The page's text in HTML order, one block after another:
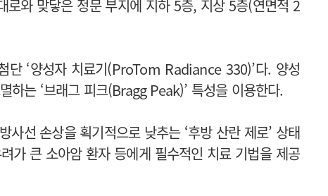
로와 맞닿은 정문 부지에 지하 5층, 지상 5층(연면적 2
단 ‘양성자 치료기(ProTom Radiance 330)’다. 양성
하는 ‘브래그 피크(Bragg Peak)’ 특성을 이용한다.
선 손상을 획기적으로 낮추는 ‘후방 산란 제로’ 상태
가 큰 소아암 환자 등에게 필수적인 치료 기법을 제공